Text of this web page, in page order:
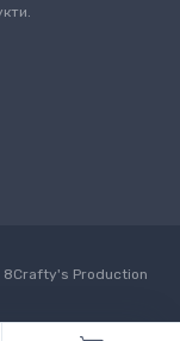
8Crafty's Production